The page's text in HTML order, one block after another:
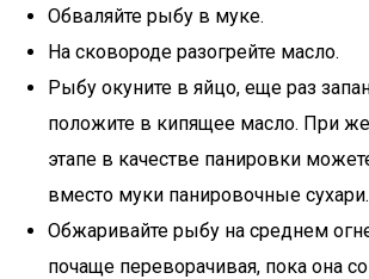
Обваляйте рыбу в муке.
На сковороде разогрейте масло.
Рыбу окуните в яйцо, еще раз
положите в кипящее масло. При
этапе в качестве панировки
вместо муки панировочные сухари.
Обжаривайте рыбу на среднем
почаще переворачивая, пока она